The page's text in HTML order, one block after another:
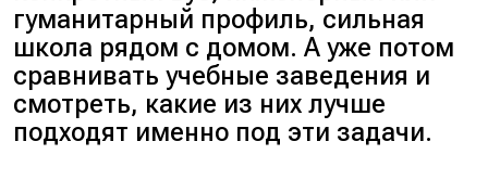
гуманитарный профиль, сильная
школа рядом с домом. А уже потом
сравнивать учебные заведения и
смотреть, какие из них лучше
подходят именно под эти задачи.